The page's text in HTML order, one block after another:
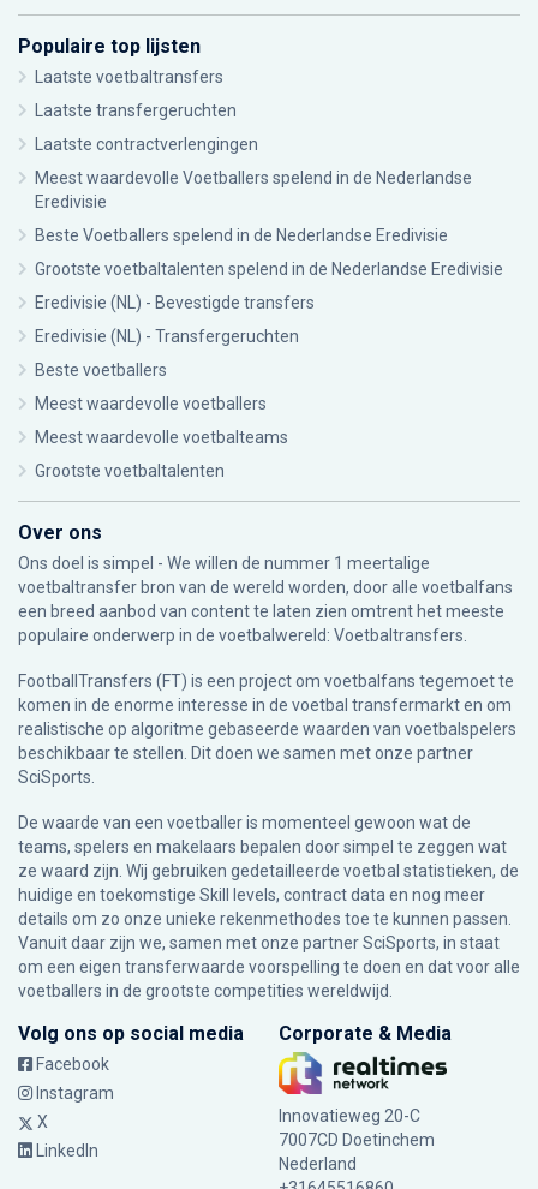
Populaire top lijsten
Laatste voetbaltransfers
Laatste transfergeruchten
Laatste contractverlengingen
Meest waardevolle Voetballers spelend in de Nederlandse
Eredivisie
Beste Voetballers spelend in de Nederlandse Eredivisie
Grootste voetbaltalenten spelend in de Nederlandse Eredivisie
Eredivisie (NL) - Bevestigde transfers
Eredivisie (NL) - Transfergeruchten
Beste voetballers
Meest waardevolle voetballers
Meest waardevolle voetbalteams
Grootste voetbaltalenten
Over ons
Ons doel is simpel - We willen de nummer 1 meertalige
voetbaltransfer bron van de wereld worden, door alle voetbalfans
een breed aanbod van content te laten zien omtrent het meeste
populaire onderwerp in de voetbalwereld: Voetbaltransfers.
FootballTransfers (FT) is een project om voetbalfans tegemoet te
komen in de enorme interesse in de voetbal transfermarkt en om
realistische op algoritme gebaseerde waarden van voetbalspelers
beschikbaar te stellen. Dit doen we samen met onze partner
SciSports
De waarde van een voetballer is momenteel gewoon wat de
teams, spelers en makelaars bepalen door simpel te zeggen wat
ze waard zijn. Wij gebruiken gedetailleerde voetbal statistieken, de
huidige en toekomstige Skill levels, contract data en nog meer
details om zo onze unieke rekenmethodes toe te kunnen passen.
Vanuit daar zijn we, samen met onze partner SciSports, in staat
om een eigen transferwaarde voorspelling te doen en dat voor alle
voetballers in de grootste competities wereldwijd.
Volg ons op social media
Facebook
Instagram
X
LinkedIn
Corporate & Media
Innovatieweg 20-C
7007CD Doetinchem
Nederland